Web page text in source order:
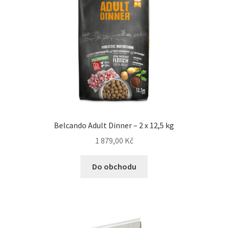
Veterinární dieta pro psy
Wolf of Wilderness
Belcando Adult Dinner – 2 x 12,5 kg
1 879,00 Kč
Do obchodu